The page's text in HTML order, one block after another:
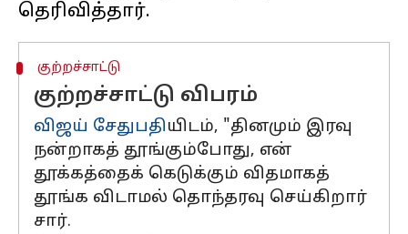
குற்றச்சாட்டு
குற்றச்சாட்டு விபரம்
விஜய் சேதுபதியிடம், "தினமும் இரவு
நன்றாகத் தூங்கும்போது, என்
தூக்கத்தைக் கெடுக்கும் விதமாகத்
தூங்க விடாமல் தொந்தரவு செய்கிறார்
சார்.